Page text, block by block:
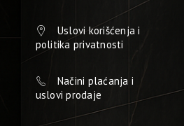
Uslovi korišćenja i
politika privatnosti
Načini plaćanja i
uslovi prodaje